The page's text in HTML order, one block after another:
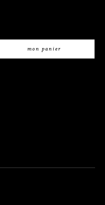
mon panier